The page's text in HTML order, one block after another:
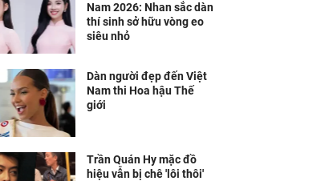
Nam 2026: Nhan sắc dàn
thí sinh sở hữu vòng eo
siêu nhỏ
Dàn người đẹp đến Việt
Nam thi Hoa hậu Thế
giới
Trần Quán Hy mặc đồ
hiệu vẫn bị chê 'lôi thôi'